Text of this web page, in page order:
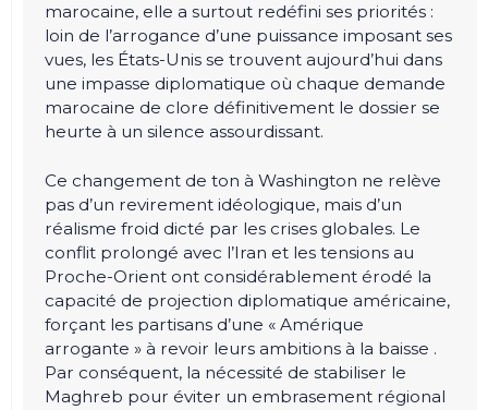
marocaine, elle a surtout redéfini ses priorités :
loin de l’arrogance d’une puissance imposant ses
vues, les États-Unis se trouvent aujourd’hui dans
une impasse diplomatique où chaque demande
marocaine de clore définitivement le dossier se
heurte à un silence assourdissant.
Ce changement de ton à Washington ne relève
pas d’un revirement idéologique, mais d’un
réalisme froid dicté par les crises globales. Le
conflit prolongé avec l’Iran et les tensions au
Proche-Orient ont considérablement érodé la
capacité de projection diplomatique américaine,
forçant les partisans d’une « Amérique
arrogante » à revoir leurs ambitions à la baisse .
Par conséquent, la nécessité de stabiliser le
Maghreb pour éviter un embrasement régional